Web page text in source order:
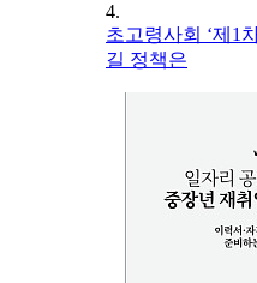
4.
초고령사회 ‘제1
길 정책은